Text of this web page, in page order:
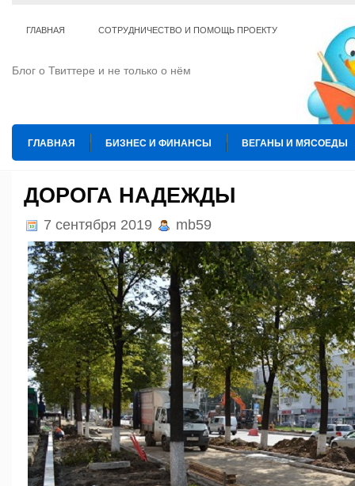
ГЛАВНАЯ СОТРУДНИЧЕСТВО И ПОМОЩЬ ПРОЕКТУ
Блог о Твиттере и не только о нём
ГЛАВНАЯ БИЗНЕС И ФИНАНСЫ ВЕГАНЫ И МЯСОЕДЫ
ДОРОГА НАДЕЖДЫ
7 сентября 2019 mb59